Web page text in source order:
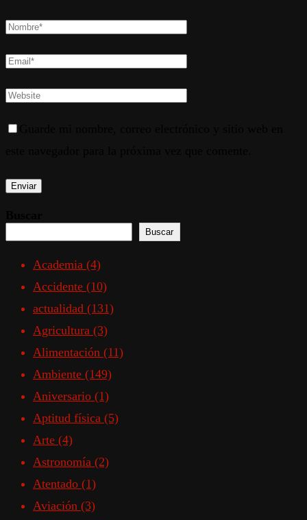
Buscar
Academia (4)
Accidente (10)
actualidad (131)
Agricultura (3)
Alimentación (11)
Ambiente (149)
Aniversario (1)
Aptitud física (5)
Arte (4)
Astronomía (2)
Atentado (1)
Aviación (3)